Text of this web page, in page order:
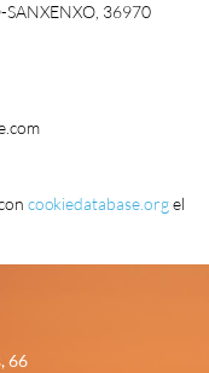
SANXENXO, 36970
cookiedatabase.orgel
66